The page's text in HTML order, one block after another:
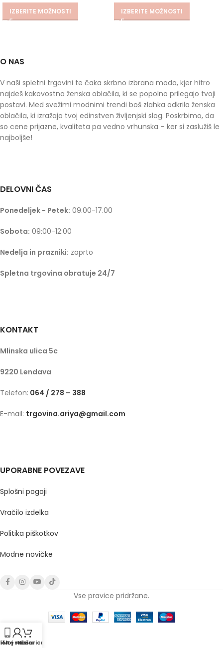
IZBERITE MOŽNOSTI IZBERITE MOŽNOSTI
O NAS
V naši spletni trgovini te čaka skrbno izbrana moda, kjer hitro
najdeš kakovostna ženska oblačila, ki se popolno prilegajo tvoji
postavi. Med svežimi modnimi trendi boš zlahka odkrila ženska
oblačila, ki izražajo tvoj edinstven življenjski slog. Poskrbimo, da
so cene prijazne, kvaliteta pa vedno vrhunska – ker si zaslužiš le
najboljše!
DELOVNI ČAS
Ponedeljek - Petek: 09.00-17.00
Sobota: 09:00-12:00
Nedelja in prazniki: zaprto
Spletna trgovina obratuje 24/7
KONTAKT
Mlinska ulica 5c
9220 Lendava
Telefon: 064 / 278 – 388
E-mail: trgovina.ariya@gmail.com
UPORABNE POVEZAVE
Splošni pogoji
Vračilo izdelka
Politika piškotkov
Modne novičke
Vse pravice pridržane.
nas
Moj račun
Košarica